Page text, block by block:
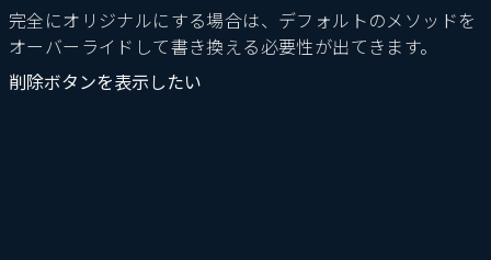
完全にオリジナルにする場合は、デフォルトのメソッドを
オーバーライドして書き換える必要性が出てきます。
削除ボタンを表示したい